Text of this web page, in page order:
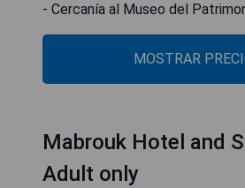
- Cercanía al Museo del
MOSTRAR
Mabrouk Hotel and
Adult only